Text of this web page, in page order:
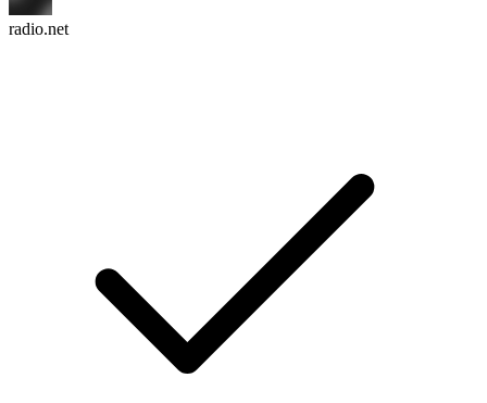
radio.net